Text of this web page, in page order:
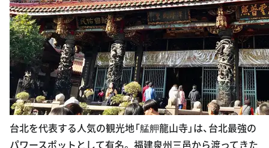
台北を代表する人気の観光地「艋舺龍山寺」は、台北最強の
パワースポットとして有名。 福建泉州三邑から渡ってきた